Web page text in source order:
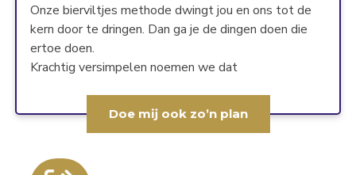
Onze bierviltjes methode dwingt jou en ons tot de
kern door te dringen. Dan ga je de dingen doen die
ertoe doen.
Krachtig versimpelen noemen we dat
Doe mĳ ook zo’n plan